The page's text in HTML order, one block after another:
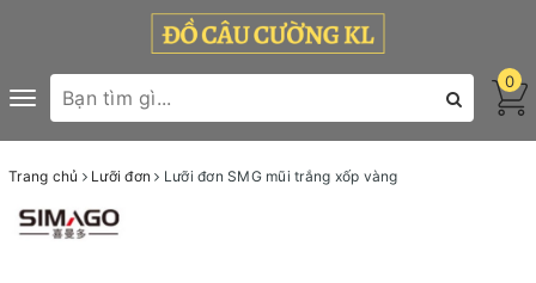
Toggle
navigation
0
Trang chủ Lưỡi đơn Lưỡi đơn SMG mũi trắng xốp vàng